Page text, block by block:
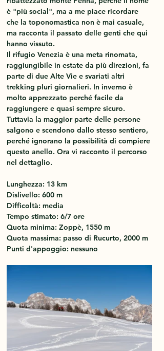
è "più social", ma a me piace ricordare
che la toponomastica non è mai casuale,
ma racconta il passato delle genti che qui
hanno vissuto.
Il rifugio Venezia è una meta rinomata,
raggiungibile in estate da più direzioni, fa
parte di due Alte Vie e svariati altri
trekking pluri giornalieri. In inverno è
molto apprezzato perché facile da
raggiungere e quasi sempre sicuro.
Tuttavia la maggior parte delle persone
salgono e scendono dallo stesso sentiero,
perché ignorano la possibilità di compiere
questo anello. Ora vi racconto il percorso
nel dettaglio.
Lunghezza: 13 km
Dislivello: 600 m
Difficoltà: media
Tempo stimato: 6/7 ore
Quota minima: Zoppè, 1550 m
Quota massima: passo di Rucurto, 2000 m
Punti d'appoggio: nessuno